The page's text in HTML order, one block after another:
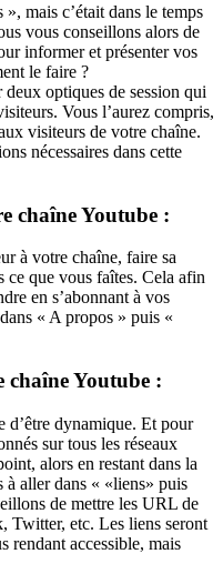
mais c’était dans le temps
vous conseillons alors de
informer et présenter vos
le faire ?
optiques de session qui
Vous l’aurez compris,
visiteurs de votre chaîne.
nécessaires dans cette
chaîne Youtube :
à votre chaîne, faire sa
ce que vous faîtes. Cela afin
en s’abonnant à vos
« A propos » puis «
chaîne Youtube :
d’être dynamique. Et pour
sur tous les réseaux
alors en restant dans la
aller dans « «liens» puis
de mettre les URL de
Twitter, etc. Les liens seront
rendant accessible, mais